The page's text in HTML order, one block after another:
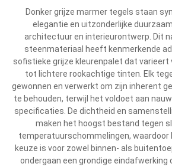
Donker grijze marmer tegels staan
elegantie en uitzonderlijke
architectuur en interieurontwerp. Dit
steenmateriaal heeft kenmerkende
sofistieke grijze kleurenpalet dat varieert
tot lichtere rookachtige tinten. Elk
gewonnen en verwerkt om zijn inherent
te behouden, terwijl het voldoet aan
specificaties. De dichtheid en
maken het hoogst bestand tegen
temperatuurschommelingen, waardoor
keuze is voor zowel binnen- als
ondergaan een grondige eindafwerking